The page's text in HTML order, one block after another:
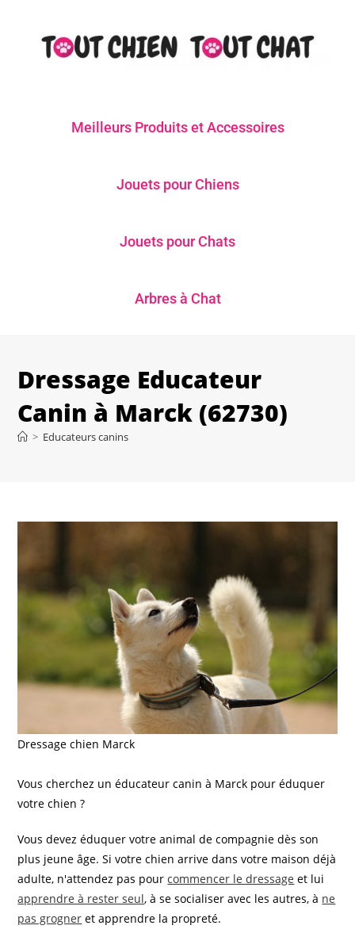
Meilleurs Produits et Accessoires
Jouets pour Chiens
Jouets pour Chats
Arbres à Chat
Dressage Educateur
Canin à Marck (62730)
> Educateurs canins
Dressage chien Marck
Vous cherchez un éducateur canin à Marck pour éduquer
votre chien ?
Vous devez éduquer votre animal de compagnie dès son
plus jeune âge. Si votre chien arrive dans votre maison déjà
adulte, n'attendez pas pourcommencer le dressage et lui
apprendre à rester seul, à se socialiser avec les autres, à ne
pas grogner et apprendre la propreté.